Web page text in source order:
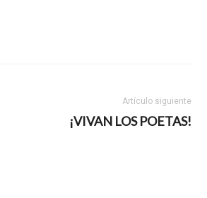
Artículo siguiente
¡VIVAN LOS POETAS!